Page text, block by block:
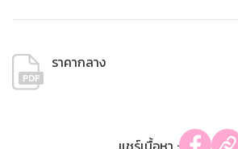
ราคากลาง